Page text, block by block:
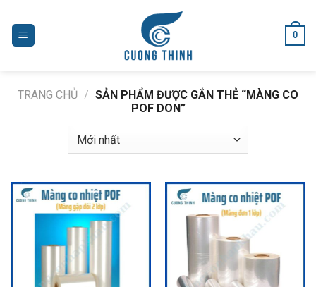
content
0
TRANG CHỦ / SẢN PHẨM ĐƯỢC GẮN THẺ “MÀNG CO
POF DON”